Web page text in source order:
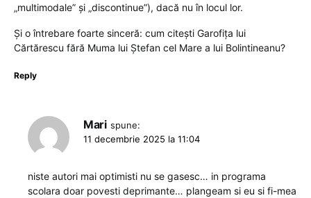
„multimodale” și „discontinue”), dacă nu în locul lor.
Și o întrebare foarte sinceră: cum citești Garofița lui
Cărtărescu fără Muma lui Ștefan cel Mare a lui Bolintineanu?
Reply
Mari spune:
11 decembrie 2025 la 11:04
niste autori mai optimisti nu se gasesc… in programa
scolara doar povesti deprimante… plangeam si eu si fi-mea